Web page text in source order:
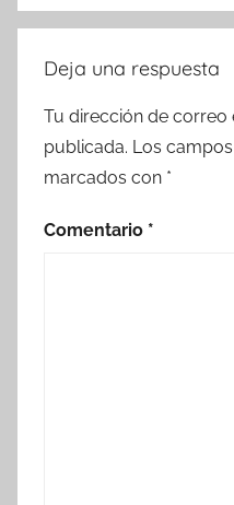
Deja una respuesta
Tu dirección de correo
publicada. Los
marcados con *
Comentario *